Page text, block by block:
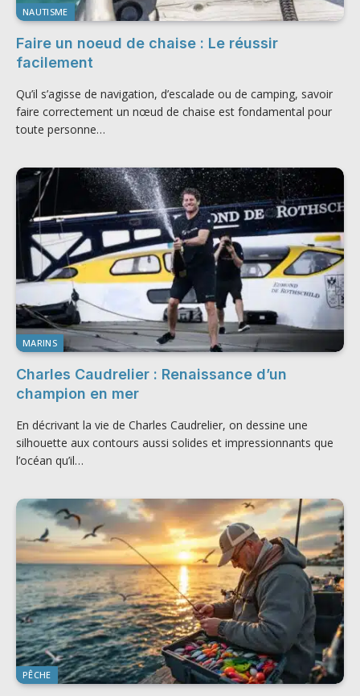
NAUTISME
Faire un noeud de chaise : Le réussir
facilement
Qu’il s’agisse de navigation, d’escalade ou de camping, savoir
faire correctement un nœud de chaise est fondamental pour
toute personne…
MARINS
Charles Caudrelier : Renaissance d’un
champion en mer
En décrivant la vie de Charles Caudrelier, on dessine une
silhouette aux contours aussi solides et impressionnants que
l’océan qu’il…
PÊCHE